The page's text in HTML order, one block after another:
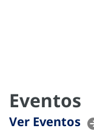
Eventos
Ver Eventos